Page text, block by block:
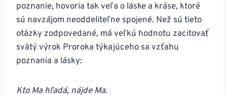
poznanie, hovoria tak veľa o láske a kráse, ktoré
sú navzájom neoddeliteľne spojené. Než sú tieto
otázky zodpovedané, má veľkú hodnotu zacitovať
svätý výrok Proroka týkajúceho sa vzťahu
poznania a lásky:
Kto Ma hľadá, nájde Ma.